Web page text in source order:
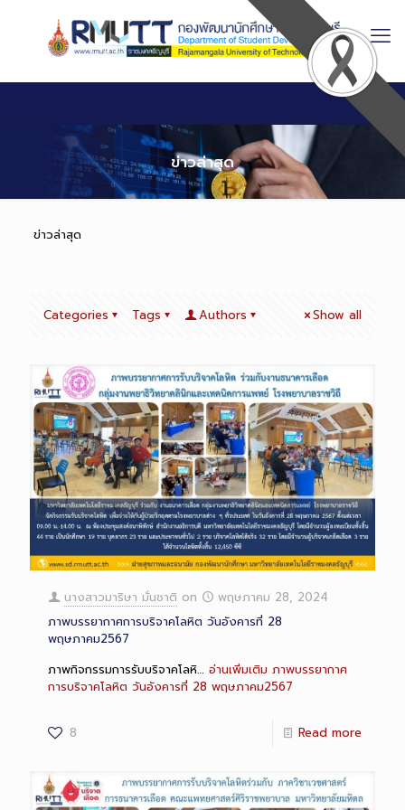
ข่าวล่าสุด
ข่าวล่าสุด
Categories Tags Authors Show all
นางสาวมาริษา มั่นชาติ on
พฤษภาคม 28, 2024
ภาพบรรยากาศการบริจาคโลหิต วันอังคารที่ 28
พฤษภาคม2567
ภาพกิจกรรมการรับบริจาคโลหิ… อ่านเพิ่มเติม ภาพบรรยากาศ
การบริจาคโลหิต วันอังคารที่ 28 พฤษภาคม2567
8 Read more